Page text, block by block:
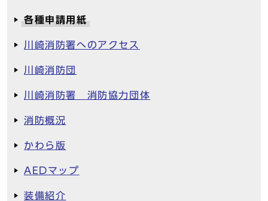
各種申請用紙
川崎消防署へのアクセス
川崎消防団
川崎消防署 消防協力団体
消防概況
かわら版
AEDマップ
装備紹介